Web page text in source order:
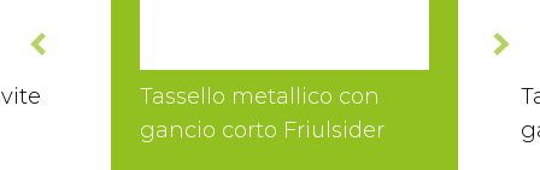
Tassello metallico con
gancio corto Friulsider